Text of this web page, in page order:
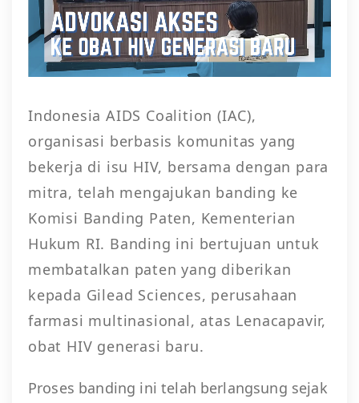
Indonesia AIDS Coalition (IAC),
organisasi berbasis komunitas yang
bekerja di isu HIV, bersama dengan para
mitra, telah mengajukan banding ke
Komisi Banding Paten, Kementerian
Hukum RI. Banding ini bertujuan untuk
membatalkan paten yang diberikan
kepada Gilead Sciences, perusahaan
farmasi multinasional, atas Lenacapavir,
obat HIV generasi baru.
Proses banding ini telah berlangsung sejak